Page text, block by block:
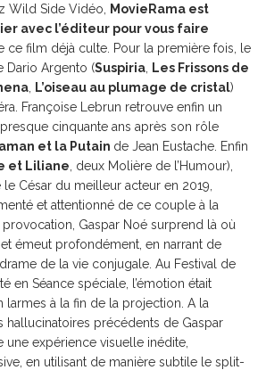
Wild Side Vidéo,
MovieRama est
avec l’éditeur pour vous faire
ce film déjà culte. Pour la première fois, le
Dario Argento (Suspiria
Les Frissons de
L’oiseau au plumage de cristal)
Françoise Lebrun retrouve enfin un
cinquante ans après son rôle
et la Putain de Jean Eustache. Enfin
et Liliane , deux Molière de l’Humour),
César du meilleur acteur en 2019,
et attentionné de ce couple à la
Gaspar Noé surprend là où
et émeut profondément, en narrant de
de la vie conjugale. Au Festival de
en Séance spéciale, l’émotion était
larmes à la fin de la projection. A la
hallucinatoires précédents de Gaspar
une expérience visuelle inédite,
en utilisant de manière subtile le split-